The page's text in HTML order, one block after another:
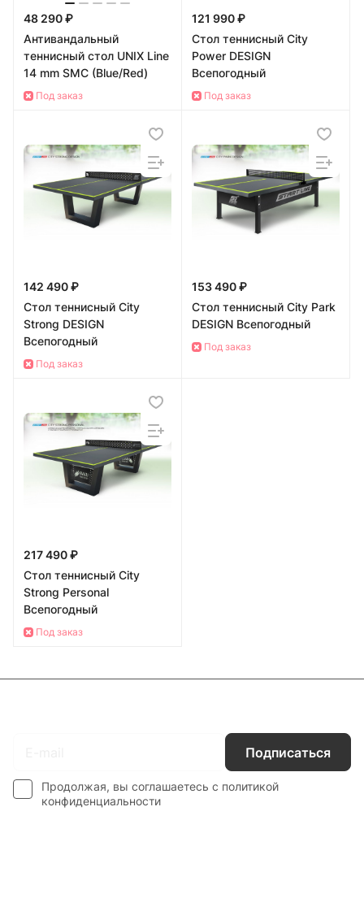
48 290 ₽
Антивандальный
теннисный стол UNIX Line
14 mm SMC (Blue/Red)
Под заказ
121 990 ₽
Стол теннисный City
Power DESIGN
Всепогодный
Под заказ
142 490 ₽
Стол теннисный City
Strong DESIGN
Всепогодный
Под заказ
153 490 ₽
Стол теннисный City Park
DESIGN Всепогодный
Под заказ
217 490 ₽
Стол теннисный City
Strong Personal
Всепогодный
Под заказ
Подписаться
Продолжая, вы соглашаетесь с политикой
конфиденциальности